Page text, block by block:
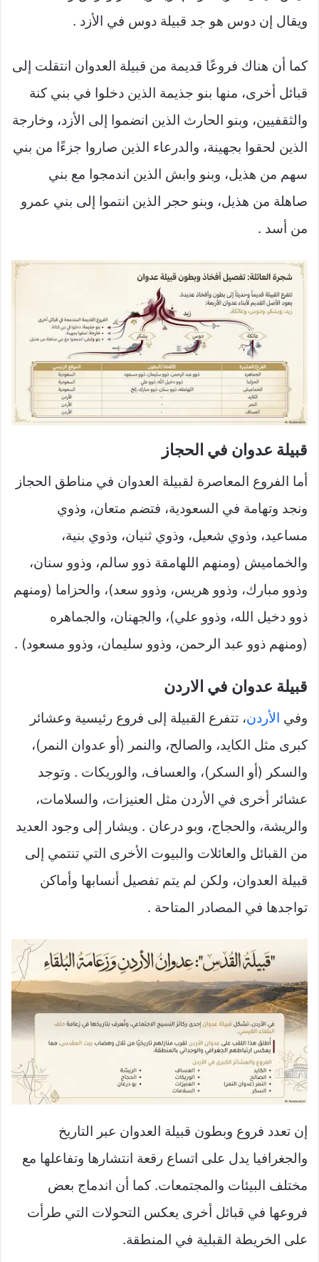
ويقال إن دوس هو جد قبيلة دوس في الأزد .
كما أن هناك فروعًا قديمة من قبيلة العدوان انتقلت إلى
قبائل أخرى، منها بنو جذيمة الذين دخلوا في بني كنة
والثقفيين، وبنو الحارث الذين انضموا إلى الأزد، وخارجة
الذين لحقوا بجهينة، والدرعاء الذين صاروا جزءًا من بني
سهم من هذيل، وبنو وابش الذين اندمجوا مع بني
صاهلة من هذيل، وبنو حجر الذين انتموا إلى بني عمرو
من أسد .
قبيلة عدوان في الحجاز
أما الفروع المعاصرة لقبيلة العدوان في مناطق الحجاز
ونجد وتهامة في السعودية، فتضم متعان، وذوي
مساعيد، وذوي شعيل، وذوي ثنيان، وذوي بنية،
والخماميش (ومنهم اللهامقة ذوو سالم، وذوو سنان،
وذوو مبارك، وذوو هريس، وذوو سعد)، والحزاما (ومنهم
ذوو دخيل الله، وذوو علي)، والجهنان، والجماهره
(ومنهم ذوو عبد الرحمن، وذوو سليمان، وذوو مسعود) .
قبيلة عدوان في الاردن
وفي الأردن، تتفرع القبيلة إلى فروع رئيسية وعشائر
كبرى مثل الكايد، والصالح، والنمر (أو عدوان النمر)،
والسكر (أو السكر)، والعساف، والوريكات . وتوجد
عشائر أخرى في الأردن مثل العنيزات، والسلامات،
والريشة، والحجاج، وبو درعان . ويشار إلى وجود العديد
من القبائل والعائلات والبيوت الأخرى التي تنتمي إلى
قبيلة العدوان، ولكن لم يتم تفصيل أنسابها وأماكن
تواجدها في المصادر المتاحة .
إن تعدد فروع وبطون قبيلة العدوان عبر التاريخ
والجغرافيا يدل على اتساع رقعة انتشارها وتفاعلها مع
مختلف البيئات والمجتمعات. كما أن اندماج بعض
فروعها في قبائل أخرى يعكس التحولات التي طرأت
على الخريطة القبلية في المنطقة.